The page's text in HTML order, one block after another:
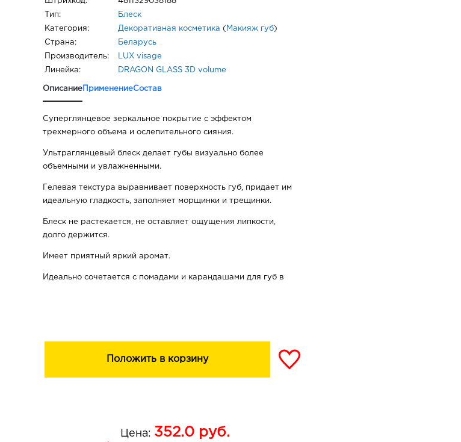
Тип: Блеск
Категория: Декоративная косметика ( Макияж губ)
Страна: Беларусь
Производитель: LUX visage
Линейка: DRAGON GLASS 3D volume
Описание ПрименениеСостав
Суперглянцевое зеркальное покрытие с эффектом
трехмерного объема и ослепительного сияния.
Ультраглянцевый блеск делает губы визуально более
объемными и увлажненными.
Гелевая текстура выравнивает поверхность губ, придает им
идеальную гладкость, заполняет морщинки и трещинки.
Блеск не растекается, не оставляет ощущения липкости,
долго держится.
Имеет приятный яркий аромат.
Идеально сочетается с помадами и карандашами для губ в
стойкий, не растекается - идеально сочетается с помадами и
карандашами для губ
Положить в корзину
Цена: 352.0 руб.